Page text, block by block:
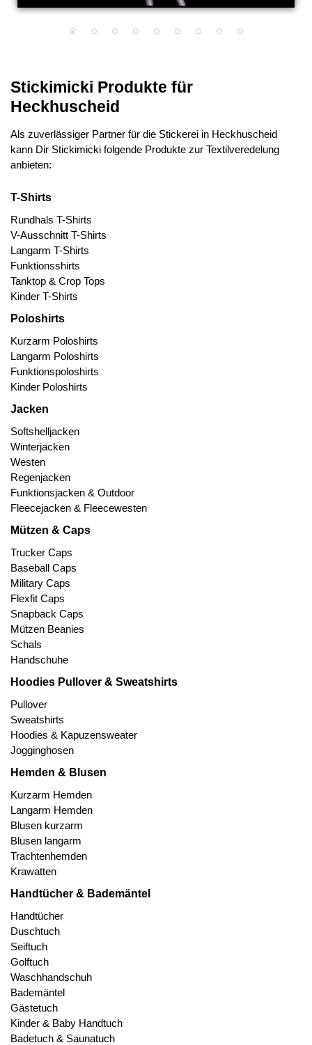
Stickimicki Produkte für
Heckhuscheid
Als zuverlässiger Partner für die Stickerei in Heckhuscheid
kann Dir Stickimicki folgende Produkte zur Textilveredelung
anbieten:
T-Shirts
Rundhals T-Shirts
V-Ausschnitt T-Shirts
Langarm T-Shirts
Funktionsshirts
Tanktop & Crop Tops
Kinder T-Shirts
Poloshirts
Kurzarm Poloshirts
Langarm Poloshirts
Funktionspoloshirts
Kinder Poloshirts
Jacken
Softshelljacken
Winterjacken
Westen
Regenjacken
Funktionsjacken & Outdoor
Fleecejacken & Fleecewesten
Mützen & Caps
Trucker Caps
Baseball Caps
Military Caps
Flexfit Caps
Snapback Caps
Mützen Beanies
Schals
Handschuhe
Hoodies Pullover & Sweatshirts
Pullover
Sweatshirts
Hoodies & Kapuzensweater
Jogginghosen
Hemden & Blusen
Kurzarm Hemden
Langarm Hemden
Blusen kurzarm
Blusen langarm
Trachtenhemden
Krawatten
Handtücher & Bademäntel
Handtücher
Duschtuch
Seiftuch
Golftuch
Waschhandschuh
Bademäntel
Gästetuch
Kinder & Baby Handtuch
Badetuch & Saunatuch